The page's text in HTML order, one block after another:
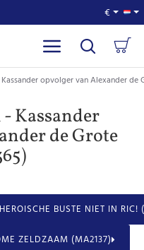
€
opvolger van Alexander de
Kassander
de Grote
BUSTE NIET IN RIC!
ZELDZAAM (MA2137)